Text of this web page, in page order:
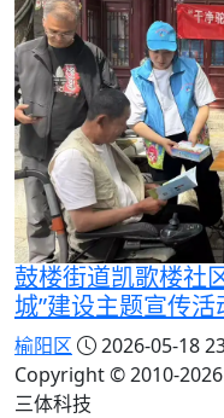
鼓楼街道凯歌楼社
城”建设主题宣传活
榆阳区
2026-05-18
Copyright © 2010-2026
三体科技